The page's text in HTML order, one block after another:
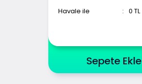
Havale ile : 0 TL
Sepete Ekle